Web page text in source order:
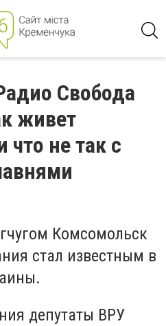
Свобода
живет
не так с
Комсомольск
стал известным в
депутаты ВРУ